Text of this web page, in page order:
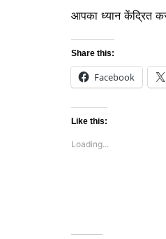
आपका ध्यान केंद्रित
Share this:
Facebook
Like this:
Loading...